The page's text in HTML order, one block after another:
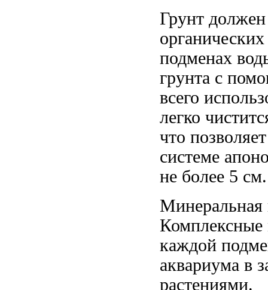
Грунт
подменах
грунта с
всего
легко
что
системе
не более 5 см.
Минеральная
Комплексные
каждой
аквариума в
растениями.